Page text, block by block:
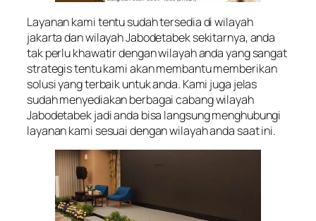
Layanan kami tentu sudah tersedia di wilayah
jakarta dan wilayah Jabodetabek sekitarnya, anda
tak perlu khawatir dengan wilayah anda yang sangat
strategis tentu kami akan membantu memberikan
solusi yang terbaik untuk anda. Kami juga jelas
sudah menyediakan berbagai cabang wilayah
Jabodetabek jadi anda bisa langsung menghubungi
layanan kami sesuai dengan wilayah anda saat ini.